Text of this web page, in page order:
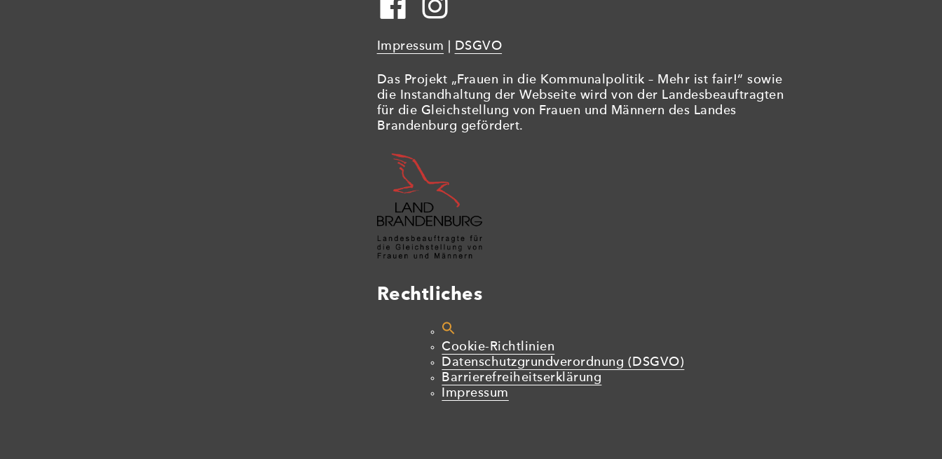
Impressum DSGVO
Das Projekt „Frauen in die Kommunalpolitik – Mehr ist fair!“ sowie
die Instandhaltung der Webseite wird von der Landesbeauftragten
für die Gleichstellung von Frauen und Männern des Landes
Brandenburg gefördert.
Rechtliches
Cookie-Richtlinien
Datenschutzgrundverordnung (DSGVO)
Barrierefreiheitserklärung
Impressum